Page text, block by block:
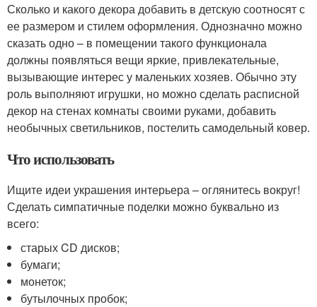
Сколько и какого декора добавить в детскую соотносят с
ее размером и стилем оформления. Однозначно можно
сказать одно – в помещении такого функционала
должны появляться вещи яркие, привлекательные,
вызывающие интерес у маленьких хозяев. Обычно эту
роль выполняют игрушки, но можно сделать расписной
декор на стенах комнаты своими руками, добавить
необычных светильников, постелить самодельный ковер.
Что использовать
Ищите идеи украшения интерьера – оглянитесь вокруг!
Сделать симпатичные поделки можно буквально из
всего:
старых CD дисков;
бумаги;
монеток;
бутылочных пробок;